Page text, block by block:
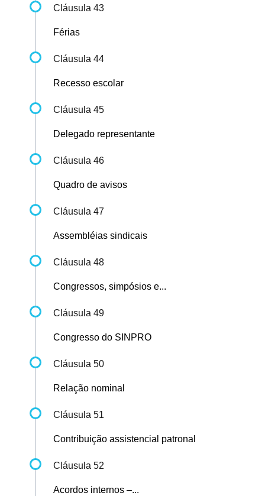
Cláusula 43
Férias
Cláusula 44
Recesso escolar
Cláusula 45
Delegado representante
Cláusula 46
Quadro de avisos
Cláusula 47
Assembléias sindicais
Cláusula 48
Congressos, simpósios e...
Cláusula 49
Congresso do SINPRO
Cláusula 50
Relação nominal
Cláusula 51
Contribuição assistencial patronal
Cláusula 52
Acordos internos –...